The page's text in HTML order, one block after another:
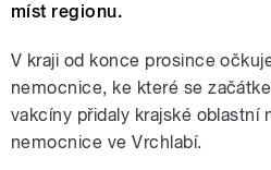
míst regionu.
V kraji od konce prosince
nemocnice, ke které se
vakcíny přidaly krajské oblastní
nemocnice ve Vrchlabí.